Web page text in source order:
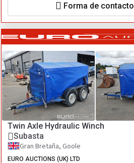
Forma de contacto
Twin Axle Hydraulic Winch
Subasta
Gran Bretaña, Goole
EURO AUCTIONS (UK) LTD